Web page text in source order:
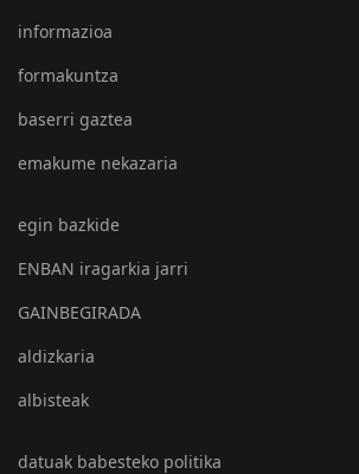
informazioa
formakuntza
baserri gaztea
emakume nekazaria
egin bazkide
ENBAN iragarkia jarri
GAINBEGIRADA
aldizkaria
albisteak
datuak babesteko politika